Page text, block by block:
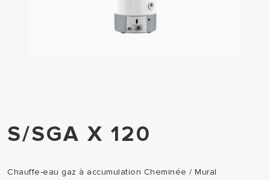
S/SGA X 120
Chauffe-eau gaz à accumulation Cheminée / Mural